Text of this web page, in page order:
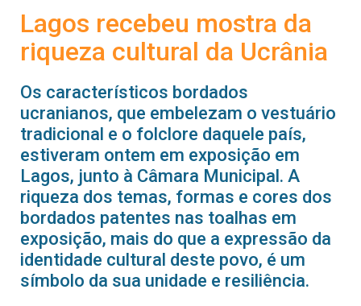
Lagos recebeu mostra da
riqueza cultural da Ucrânia
Os característicos bordados
ucranianos, que embelezam o vestuário
tradicional e o folclore daquele país,
estiveram ontem em exposição em
Lagos, junto à Câmara Municipal. A
riqueza dos temas, formas e cores dos
bordados patentes nas toalhas em
exposição, mais do que a expressão da
identidade cultural deste povo, é um
símbolo da sua unidade e resiliência.